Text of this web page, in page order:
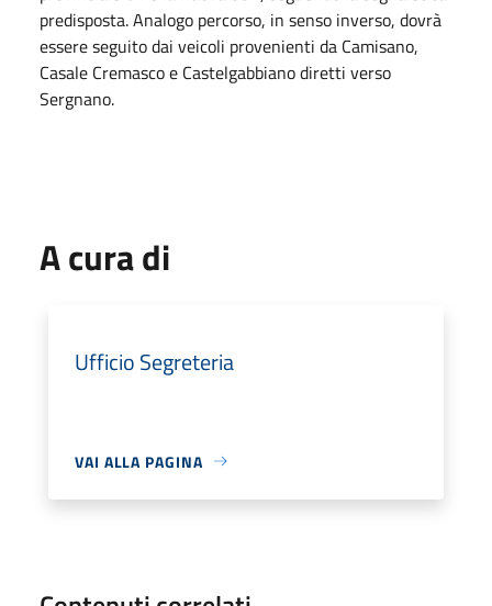
predisposta. Analogo percorso, in senso inverso, dovrà
essere seguito dai veicoli provenienti da Camisano,
Casale Cremasco e Castelgabbiano diretti verso
Sergnano.
A cura di
Ufficio Segreteria
VAI ALLA PAGINA